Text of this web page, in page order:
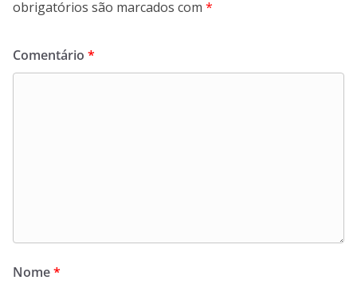
obrigatórios são marcados com *
Comentário *
Nome*